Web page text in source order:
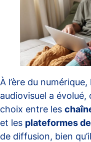
À l’ère du
audiovisuel a
choix entre les
et les plateformes
de diffusion, bien